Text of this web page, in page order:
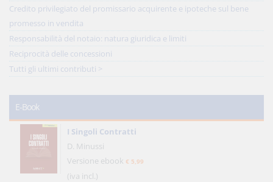
Credito privilegiato del promissario acquirente e ipoteche sul bene
promesso in vendita
Responsabilità del notaio: natura giuridica e limiti
Reciprocità delle concessioni
Tutti gli ultimi contributi >
E-Book
I Singoli Contratti
D. Minussi
Versione ebook € 5,99
(iva incl.)